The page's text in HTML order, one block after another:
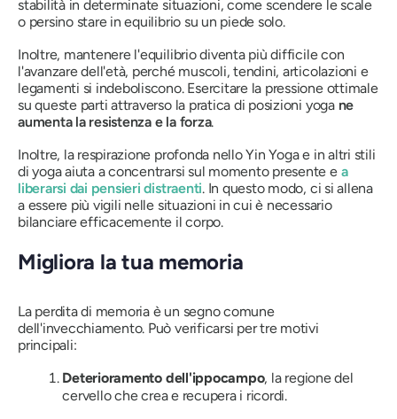
stabilità in determinate situazioni, come scendere le scale
o persino stare in equilibrio su un piede solo.
Inoltre, mantenere l'equilibrio diventa più difficile con
l'avanzare dell'età, perché muscoli, tendini, articolazioni e
legamenti si indeboliscono. Esercitare la pressione ottimale
su queste parti attraverso la pratica di posizioni yoga ne
aumenta la resistenza e la forza.
Inoltre, la respirazione profonda nello Yin Yoga e in altri stili
di yoga aiuta a concentrarsi sul momento presente e a
liberarsi dai pensieri distraenti. In questo modo, ci si allena
a essere più vigili nelle situazioni in cui è necessario
bilanciare efficacemente il corpo.
Migliora la tua memoria
La perdita di memoria è un segno comune
dell'invecchiamento. Può verificarsi per tre motivi
principali:
Deterioramento dell'ippocampo, la regione del
cervello che crea e recupera i ricordi.